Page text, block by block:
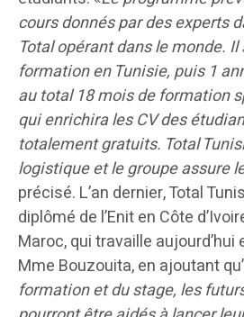
cours donnés par des experts
Total opérant dans le monde. Il
formation en Tunisie, puis 1
au total 18 mois de formation
qui enrichira les CV des
totalement gratuits. Total
logistique et le groupe assure
précisé. L’an dernier, Total
diplômé de l’Enit en Côte
Maroc, qui travaille aujourd’hui
Mme Bouzouita, en ajoutant qu’
formation et du stage, les